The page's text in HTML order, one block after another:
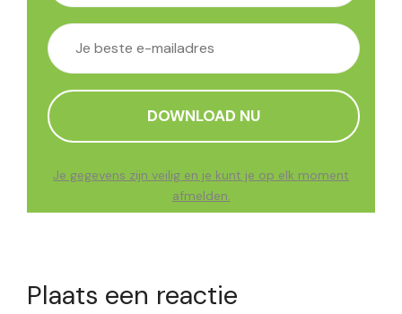
Je gegevens zijn veilig en je kunt je op elk moment
afmelden.
Plaats een reactie